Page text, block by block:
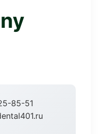
85-51